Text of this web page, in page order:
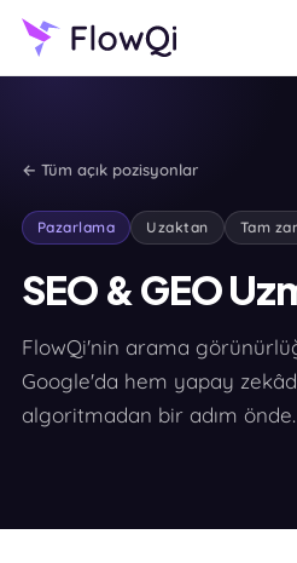
← Tüm açık pozisyonlar
Pazarlama Uzaktan Tam
SEO & GEO
FlowQi'nin arama
Google'da hem yapay
algoritmadan bir adım önde.